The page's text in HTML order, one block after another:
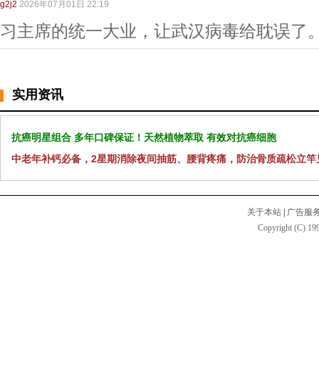
g2j2 2026年07月01日 22:19
习主席的统一大业，让武汉病毒给耽误了
实用资讯
抗癌明星组合 多年口碑保证！天然植物萃取 有效对抗癌细胞
中老年补钙必备，2星期消除夜间抽筋、腰背疼痛，防治骨质疏松立竿
关于本站
广告服
Copyright (C)